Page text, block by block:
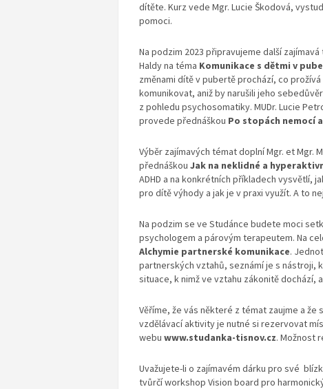
dítěte. Kurz vede Mgr. Lucie Škodová,
pomoci.
Na podzim 2023 připravujeme další
Haldy na téma Komunikace s dětmi v
změnami dítě v pubertě prochází, co
komunikovat, aniž by narušili jeho
z pohledu psychosomatiky. MUDr. Lucie
provede přednáškou Po stopách nemocí
Výběr zajímavých témat doplní Mgr. et Mgr.
přednáškou Jak na neklidné a
ADHD a na konkrétních příkladech vysvětlí,
pro dítě výhody a jak je v praxi využít. A to
Na podzim se ve Studánce budete moci
psychologem a párovým terapeutem. Na
Alchymie partnerské komunikace.
partnerských vztahů, seznámí je s nástroji,
situace, k nimž ve vztahu zákonitě dochází,
Věříme, že vás některé z témat zaujme a že
vzdělávací aktivity je nutné si rezervovat
webu www.studanka-tisnov.cz. Možnost
Uvažujete-li o zajímavém dárku pro své
tvůrčí workshop Vision board pro